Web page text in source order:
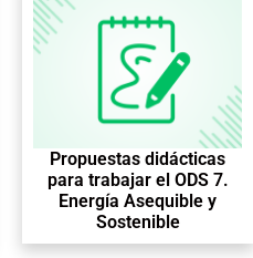
Propuestas didácticas
para trabajar el ODS 7.
Energía Asequible y
Sostenible